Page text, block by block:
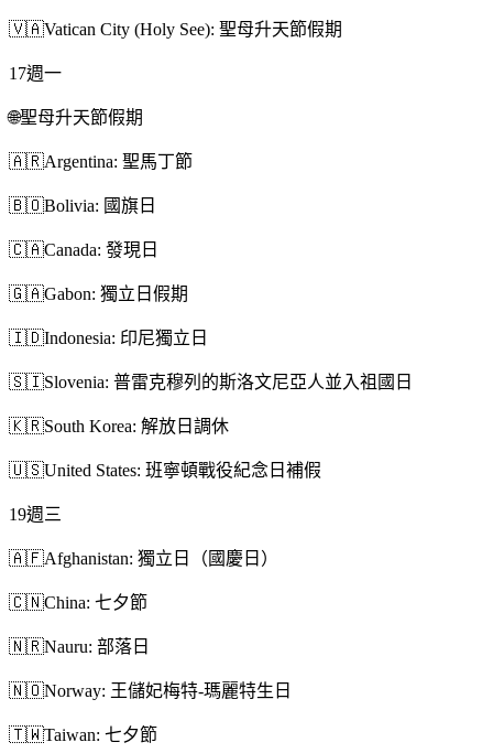
🇻🇦Vatican City (Holy See): 聖母升天節假期
17週一
🌐聖母升天節假期
🇦🇷Argentina: 聖馬丁節
🇧🇴Bolivia: 國旗日
🇨🇦Canada: 發現日
🇬🇦Gabon: 獨立日假期
🇮🇩Indonesia: 印尼獨立日
🇸🇮Slovenia: 普雷克穆列的斯洛文尼亞人並入祖國日
🇰🇷South Korea: 解放日調休
🇺🇸United States: 班寧頓戰役紀念日補假
19週三
🇦🇫Afghanistan: 獨立日（國慶日）
🇨🇳China: 七夕節
🇳🇷Nauru: 部落日
🇳🇴Norway: 王儲妃梅特-瑪麗特生日
🇹🇼Taiwan: 七夕節